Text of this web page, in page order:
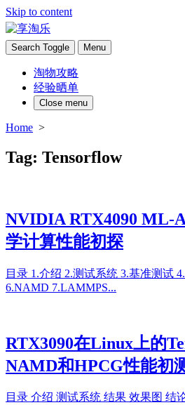
Skip to content
Search Toggle Menu
淘物攻略
经验晒单
Close menu
Home >
Tag: Tensorflow
NVIDIA RTX4090 ML-
学计算性能初探
目录 1.介绍 2.测试系统 3.基准测试
6.NAMD 7.LAMMPS...
RTX3090在Linux上的
NAMD和HPCG性能初
目录 介绍 测试系统 结果 效果图 结